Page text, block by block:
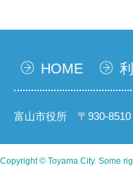
HOME
富山市役所 〒930-8510
Copyright © Toyama City. Some